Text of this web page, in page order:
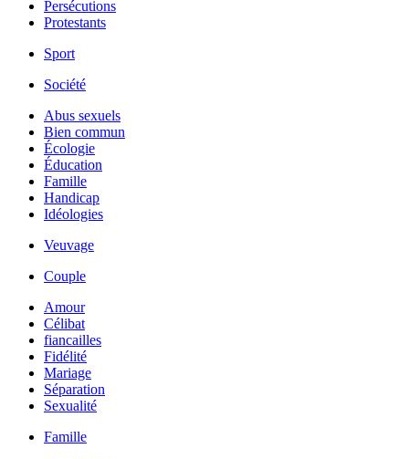
Persécutions
Protestants
Sport
Société
Abus sexuels
Bien commun
Écologie
Éducation
Famille
Handicap
Idéologies
Veuvage
Couple
Amour
Célibat
fiancailles
Fidélité
Mariage
Séparation
Sexualité
Famille